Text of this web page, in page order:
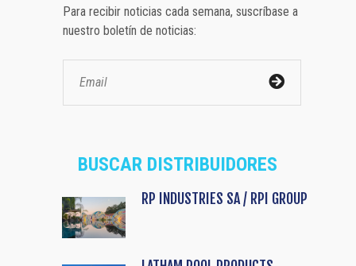
Para recibir noticias cada semana, suscríbase a
nuestro boletín de noticias:
BUSCAR DISTRIBUIDORES
RP INDUSTRIES SA / RPI GROUP